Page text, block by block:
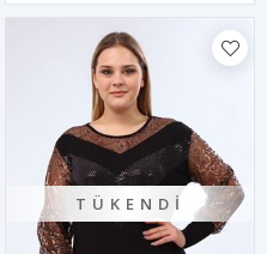
TÜKENDI